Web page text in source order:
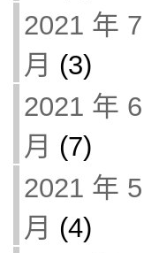
2021 年 7
月 (3)
2021 年 6
月 (7)
2021 年 5
月 (4)